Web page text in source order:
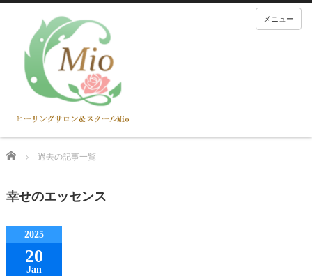
メニュー
Home 過去の記事一覧
幸せのエッセンス
2025
20
Jan